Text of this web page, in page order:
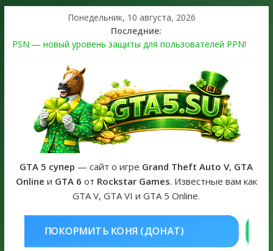
Понедельник, 10 августа, 2026
Последние:
PSN — новый уровень защиты для пользователей PPN!
The Kortz Center Heist выйдет в GTA Online уже 14 июля
Регистрация в Rockstar Games Social Club ошибка #1.500.7:
как зарегистрировать аккаунт и войти без проблем в 2026
Получайте особые награды в GTA Online по программе
Fine Art Collector
GTA 6 официальная обложка игры и Предзаказ Grand Theft
Auto VI
GTA 5 супер — сайт о игре Grand Theft Auto V, GTA
Online и GTA 6 от Rockstar Games. Известные вам как
GTA V, GTA VI и GTA 5 Online.
(ДОНАТ) КУПИТЬ GTA 5